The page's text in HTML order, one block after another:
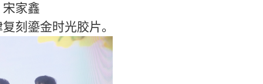
家鑫
刻鎏金时光胶片。